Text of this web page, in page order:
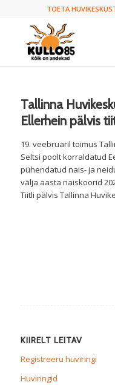
TOETA
Tallinna
Ellerhein pälvis
19. veebruaril toimus
Seltsi poolt korraldatud
pühendatud nais- ja
välja aasta naiskoorid
Tiitli pälvis Tallinna
KIIRELT LEITAV
Registreeru huviringi
Huviringid